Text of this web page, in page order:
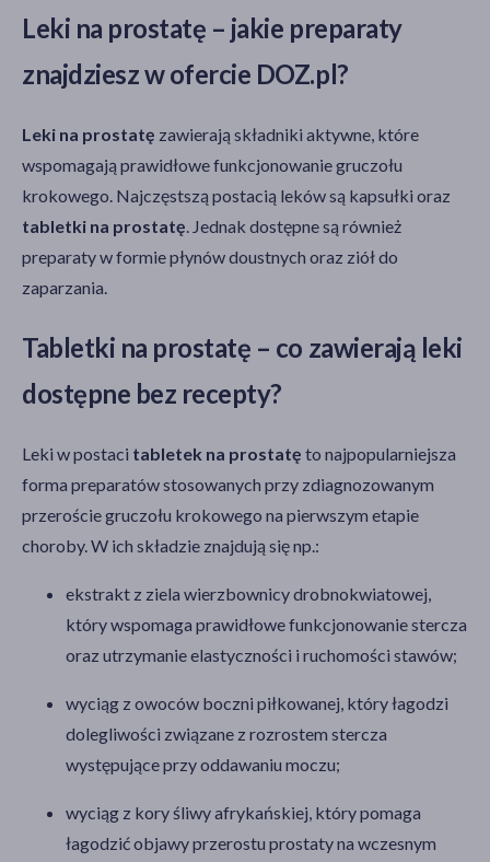
Leki na prostatę – jakie preparaty
znajdziesz w ofercie DOZ.pl?
Leki na prostatę zawierają składniki aktywne, które
wspomagają prawidłowe funkcjonowanie gruczołu
krokowego. Najczęstszą postacią leków są kapsułki oraz
tabletki na prostatę. Jednak dostępne są również
preparaty w formie płynów doustnych oraz ziół do
zaparzania.
Tabletki na prostatę – co zawierają leki
dostępne bez recepty?
Leki w postaci tabletek na prostatę to najpopularniejsza
forma preparatów stosowanych przy zdiagnozowanym
przeroście gruczołu krokowego na pierwszym etapie
choroby. W ich składzie znajdują się np.:
ekstrakt z ziela wierzbownicy drobnokwiatowej,
który wspomaga prawidłowe funkcjonowanie stercza
oraz utrzymanie elastyczności i ruchomości stawów;
wyciąg z owoców boczni piłkowanej, który łagodzi
dolegliwości związane z rozrostem stercza
występujące przy oddawaniu moczu;
wyciąg z kory śliwy afrykańskiej, który pomaga
łagodzić objawy przerostu prostaty na wczesnym